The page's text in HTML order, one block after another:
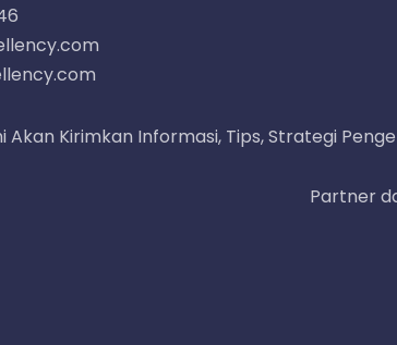
Akan Kirimkan Informasi, Tips, Strategi
Partner